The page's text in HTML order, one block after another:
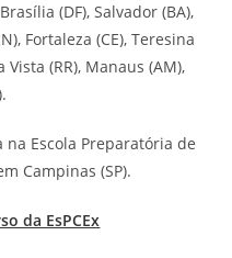
(DF), Salvador (BA),
Fortaleza (CE), Teresina
Vista (RR), Manaus (AM),
na Escola Preparatória de
Campinas (SP).
da EsPCEx